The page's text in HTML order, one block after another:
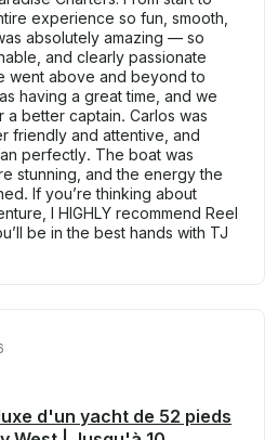
experience so fun, smooth,
absolutely amazing — so
and clearly passionate
went above and beyond to
having a great time, and we
a better captain. Carlos was
friendly and attentive, and
perfectly. The boat was
stunning, and the energy the
If you’re thinking about
I HIGHLY recommend Reel
be in the best hands with TJ
d'un yacht de 52 pieds